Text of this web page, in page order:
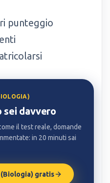
punteggio
sei davvero
il test reale, domande
in 20 minuti sai
(Biologia) gratis